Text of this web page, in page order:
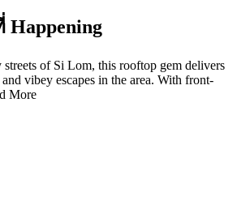
Happening
streets of Si Lom, this rooftop gem delivers
vibey escapes in the area. With front-
More